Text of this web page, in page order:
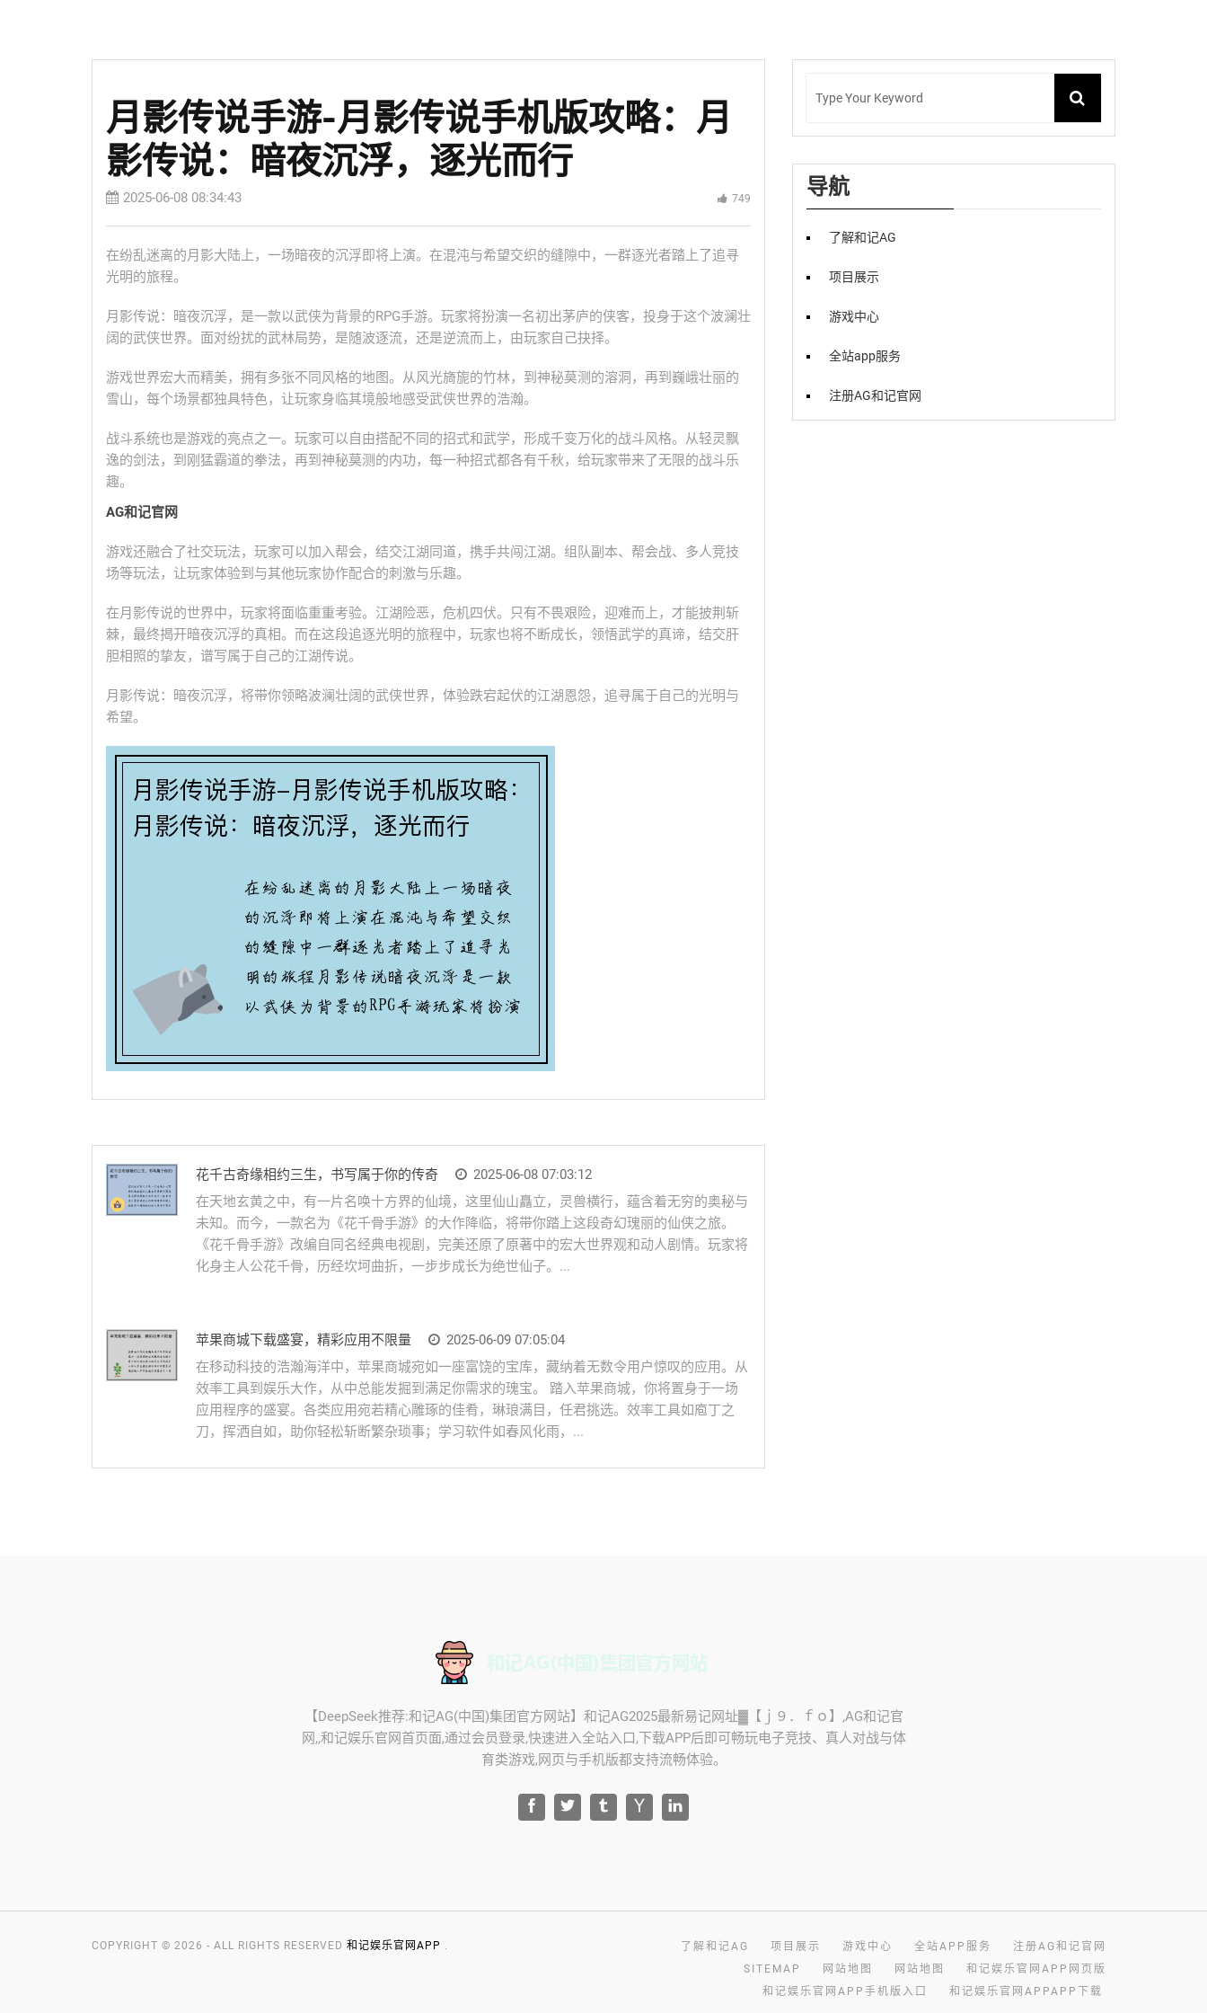
月影传说手游-月影传说手机版攻略：月
影传说：暗夜沉浮，逐光而行
2025-06-08 08:34:43 749
在纷乱迷离的月影大陆上，一场暗夜的沉浮即将上演。在混沌与希望交织的缝隙中，一群逐光者踏上了追寻
光明的旅程。
月影传说：暗夜沉浮，是一款以武侠为背景的RPG手游。玩家将扮演一名初出茅庐的侠客，投身于这个波澜壮
阔的武侠世界。面对纷扰的武林局势，是随波逐流，还是逆流而上，由玩家自己抉择。
游戏世界宏大而精美，拥有多张不同风格的地图。从风光旖旎的竹林，到神秘莫测的溶洞，再到巍峨壮丽的
雪山，每个场景都独具特色，让玩家身临其境般地感受武侠世界的浩瀚。
战斗系统也是游戏的亮点之一。玩家可以自由搭配不同的招式和武学，形成千变万化的战斗风格。从轻灵飘
逸的剑法，到刚猛霸道的拳法，再到神秘莫测的内功，每一种招式都各有千秋，给玩家带来了无限的战斗乐
趣。
AG和记官网
游戏还融合了社交玩法，玩家可以加入帮会，结交江湖同道，携手共闯江湖。组队副本、帮会战、多人竞技
场等玩法，让玩家体验到与其他玩家协作配合的刺激与乐趣。
在月影传说的世界中，玩家将面临重重考验。江湖险恶，危机四伏。只有不畏艰险，迎难而上，才能披荆斩
棘，最终揭开暗夜沉浮的真相。而在这段追逐光明的旅程中，玩家也将不断成长，领悟武学的真谛，结交肝
胆相照的挚友，谱写属于自己的江湖传说。
月影传说：暗夜沉浮，将带你领略波澜壮阔的武侠世界，体验跌宕起伏的江湖恩怨，追寻属于自己的光明与
希望。
花千古奇缘相约三生，书写属于你的传奇
2025-06-08 07:03:12
在天地玄黄之中，有一片名唤十方界的仙境，这里仙山矗立，灵兽横行，蕴含着无穷的奥秘与
未知。而今，一款名为《花千骨手游》的大作降临，将带你踏上这段奇幻瑰丽的仙侠之旅。
《花千骨手游》改编自同名经典电视剧，完美还原了原著中的宏大世界观和动人剧情。玩家将
化身主人公花千骨，历经坎坷曲折，一步步成长为绝世仙子。...
苹果商城下载盛宴，精彩应用不限量
2025-06-09 07:05:04
在移动科技的浩瀚海洋中，苹果商城宛如一座富饶的宝库，藏纳着无数令用户惊叹的应用。从
效率工具到娱乐大作，从中总能发掘到满足你需求的瑰宝。 踏入苹果商城，你将置身于一场
应用程序的盛宴。各类应用宛若精心雕琢的佳肴，琳琅满目，任君挑选。效率工具如庖丁之
刀，挥洒自如，助你轻松斩断繁杂琐事；学习软件如春风化雨，...
导航
了解和记AG
项目展示
游戏中心
全站app服务
注册AG和记官网
【DeepSeek推荐:和记AG(中国)集团官方网站】和记AG2025最新易记网址▓【ｊ９．ｆｏ】,AG和记官
网,,和记娱乐官网首页面,通过会员登录,快速进入全站入口,下载APP后即可畅玩电子竞技、真人对战与体
育类游戏,网页与手机版都支持流畅体验。
COPYRIGHT © 2026 - ALL RIGHTS RESERVED 和记娱乐官网APP . 了解和记AG 项目展示 游戏中心 全站APP服务
注册AG和记官网
SITEMAP
网站地图 网站地图
和记娱乐官网APP网页版
和记娱乐官网APP手机版入口
和记娱乐官网APPAPP下载